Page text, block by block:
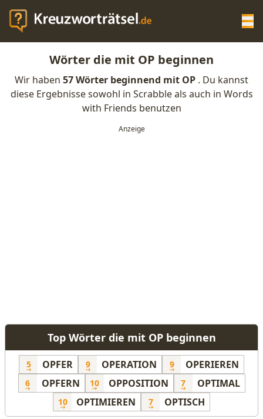
KREUZWORTRÄTSEL-HILFE
SCRABBLE HILFE
Wörter die mit OP beginnen
Wir haben 57 Wörter beginnend mit OP . Du kannst
diese Ergebnisse sowohl in Scrabble als auch in Words
with Friends benutzen
Top Wörter die mit OP beginnen
5 OPFER 9 OPERATION 9 OPERIEREN
6 OPFERN 10 OPPOSITION 7 OPTIMAL
10 OPTIMIEREN 7 OPTISCH